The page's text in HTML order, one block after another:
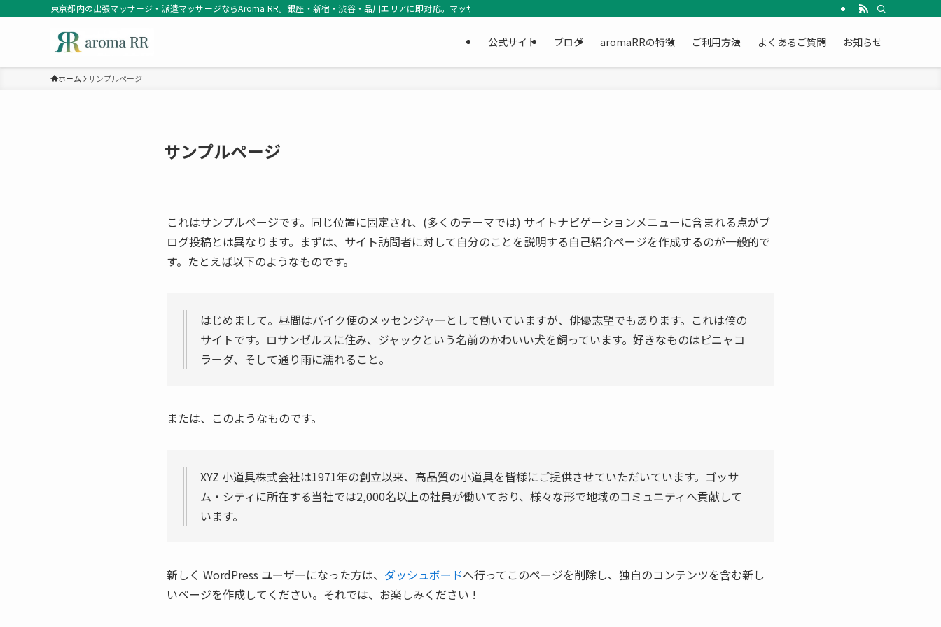
東京都内の出張マッサージ・派遣マッサージならAroma RR。銀座・新宿・渋谷・品川エリアに即対応。マッサージセラピストとユーザーをつなぐリラクゼーション予約アプリで簡単予約。初回限定価格でお試しいただけます。
公式サイト ブログ aromaRRの特徴 ご利用方法 よくあるご質問 お知らせ
ホーム サンプルページ
サンプルページ
これはサンプルページです。同じ位置に固定され、(多くのテーマでは) サイトナビゲーションメニューに含まれる点がブ
ログ投稿とは異なります。まずは、サイト訪問者に対して自分のことを説明する自己紹介ページを作成するのが一般的で
す。たとえば以下のようなものです。
はじめまして。昼間はバイク便のメッセンジャーとして働いていますが、俳優志望でもあります。これは僕の
サイトです。ロサンゼルスに住み、ジャックという名前のかわいい犬を飼っています。好きなものはピニャコ
ラーダ、そして通り雨に濡れること。
または、このようなものです。
XYZ 小道具株式会社は1971年の創立以来、高品質の小道具を皆様にご提供させていただいています。ゴッサ
ム・シティに所在する当社では2,000名以上の社員が働いており、様々な形で地域のコミュニティへ貢献して
います。
新しく WordPress ユーザーになった方は、 ダッシュボードへ行ってこのページを削除し、独自のコンテンツを含む新し
いページを作成してください。それでは、お楽しみください !